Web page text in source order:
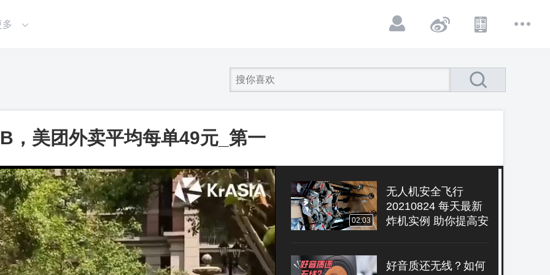
多
，美团外卖平均每单49元_第一
02:03
无人机安全飞行
20210824 每天最新
炸机实例 助你提高安
好音质还无线？如何